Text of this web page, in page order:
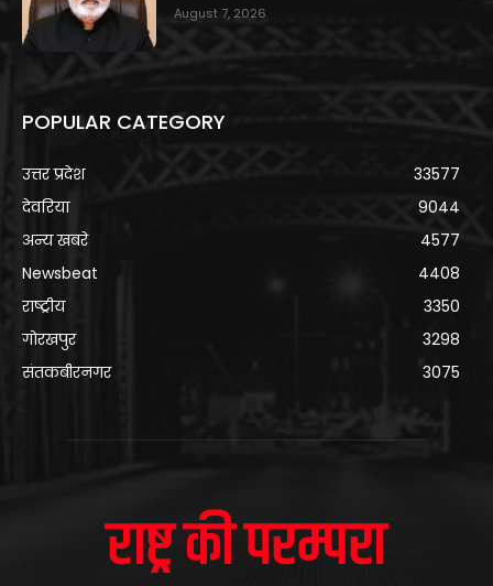
August 7, 2026
POPULAR CATEGORY
उत्तर प्रदेश
33577
देवरिया
9044
अन्य खबरे
4577
Newsbeat
4408
राष्ट्रीय
3350
गोरखपुर
3298
संतकबीरनगर
3075